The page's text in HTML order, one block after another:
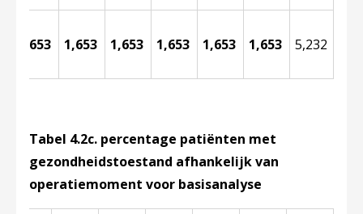
1,653 1,653 1,653 1,653 1,653 1,653 5,232
Tabel 4.2c. percentage patiënten met
gezondheidstoestand afhankelijk van
operatiemoment voor basisanalyse